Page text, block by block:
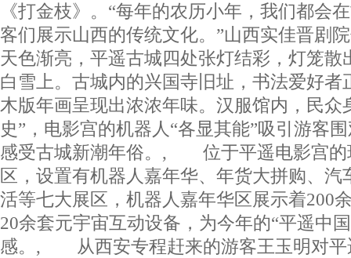
《打金枝》。“每年的农历小年，我们都会
客们展示山西的传统文化。”山西实佳晋
天色渐亮，平遥古城四处张灯结彩，灯笼散
白雪上。古城内的兴国寺旧址，书法爱好者
木版年画呈现出浓浓年味。汉服馆内，民众
史”，电影宫的机器人“各显其能”吸引游客
感受古城新潮年俗。, 位于平遥电影宫的
区，设置有机器人嘉年华、年货大拼购、汽
活等七大展区，机器人嘉年华区展示着200
20余套元宇宙互动设备，为今年的“平遥中
感。, 从西安专程赶来的游客王玉明对平